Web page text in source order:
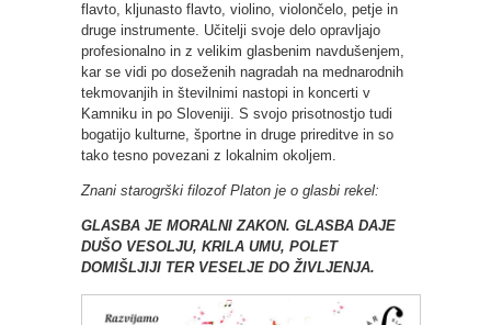
flavto, kljunasto flavto, violino, violončelo, petje in
druge instrumente. Učitelji svoje delo opravljajo
profesionalno in z velikim glasbenim navdušenjem,
kar se vidi po doseženih nagradah na mednarodnih
tekmovanjih in številnimi nastopi in koncerti v
Kamniku in po Sloveniji. S svojo prisotnostjo tudi
bogatijo kulturne, športne in druge prireditve in so
tako tesno povezani z lokalnim okoljem.
Znani starogrški filozof Platon je o glasbi rekel:
GLASBA JE MORALNI ZAKON. GLASBA DAJE
DUŠO VESOLJU, KRILA UMU, POLET
DOMIŠLJIJI TER VESELJE DO ŽIVLJENJA.